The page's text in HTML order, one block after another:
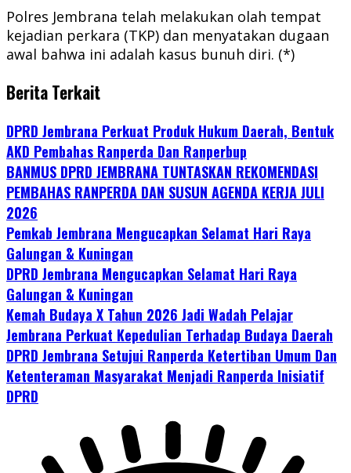
Polres Jembrana telah melakukan olah tempat
kejadian perkara (TKP) dan menyatakan dugaan
awal bahwa ini adalah kasus bunuh diri. (*)
Berita Terkait
DPRD Jembrana Perkuat Produk Hukum Daerah, Bentuk
AKD Pembahas Ranperda Dan Ranperbup
BANMUS DPRD JEMBRANA TUNTASKAN REKOMENDASI
PEMBAHAS RANPERDA DAN SUSUN AGENDA KERJA JULI
2026
Pemkab Jembrana Mengucapkan Selamat Hari Raya
Galungan & Kuningan
DPRD Jembrana Mengucapkan Selamat Hari Raya
Galungan & Kuningan
Kemah Budaya X Tahun 2026 Jadi Wadah Pelajar
Jembrana Perkuat Kepedulian Terhadap Budaya Daerah
DPRD Jembrana Setujui Ranperda Ketertiban Umum Dan
Ketenteraman Masyarakat Menjadi Ranperda Inisiatif
DPRD